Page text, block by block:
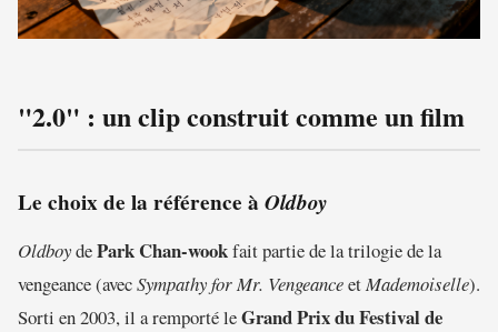
"2.0" : un clip construit comme un film
Le choix de la référence à Oldboy
OldboydePark Chan-wookfait partie de la trilogie de la
vengeance (avecSympathy for Mr. Vengeanceet Mademoiselle).
Sorti en 2003, il a remporté leGrand Prix du Festival de